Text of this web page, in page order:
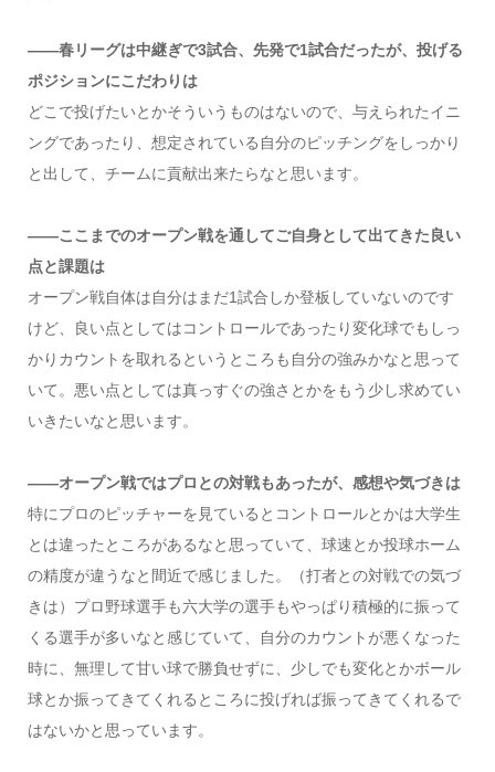
――春リーグは中継ぎで3試合、先発で1試合だったが、投げる
ポジションにこだわりは
どこで投げたいとかそういうものはないので、与えられたイニ
ングであったり、想定されている自分のピッチングをしっかり
と出して、チームに貢献出来たらなと思います。
――ここまでのオープン戦を通してご自身として出てきた良い
点と課題は
オープン戦自体は自分はまだ1試合しか登板していないのです
けど、良い点としてはコントロールであったり変化球でもしっ
かりカウントを取れるというところも自分の強みかなと思って
いて。悪い点としては真っすぐの強さとかをもう少し求めてい
いきたいなと思います。
――オープン戦ではプロとの対戦もあったが、感想や気づきは
特にプロのピッチャーを見ているとコントロールとかは大学生
とは違ったところがあるなと思っていて、球速とか投球ホーム
の精度が違うなと間近で感じました。（打者との対戦での気づ
きは）プロ野球選手も六大学の選手もやっぱり積極的に振って
くる選手が多いなと感じていて、自分のカウントが悪くなった
時に、無理して甘い球で勝負せずに、少しでも変化とかボール
球とか振ってきてくれるところに投げれば振ってきてくれるで
はないかと思っています。